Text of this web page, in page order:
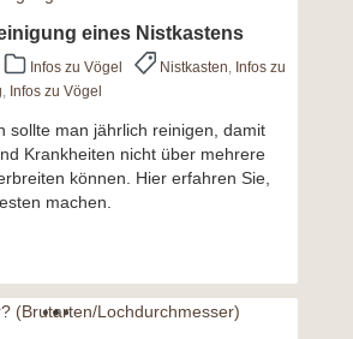
eines Nistkastens
Infos zu Vögel Nistkasten Infos zu
Infos zu Vögel
sollte man jährlich reinigen, damit
Krankheiten nicht über mehrere
können. Hier erfahren Sie,
machen.